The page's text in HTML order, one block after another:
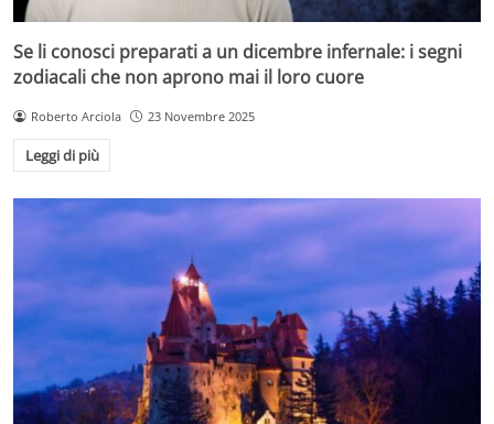
Se li conosci preparati a un dicembre infernale: i segni
zodiacali che non aprono mai il loro cuore
Roberto Arciola 23 Novembre 2025
Leggi di più